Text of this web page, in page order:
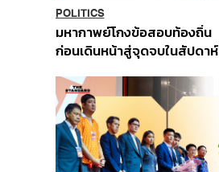
POLITICS
มหากาพย์โกงข้อสอบท้องถิ่น
ก่อนเดินหน้าสู่จุดจบในสัปดาห์